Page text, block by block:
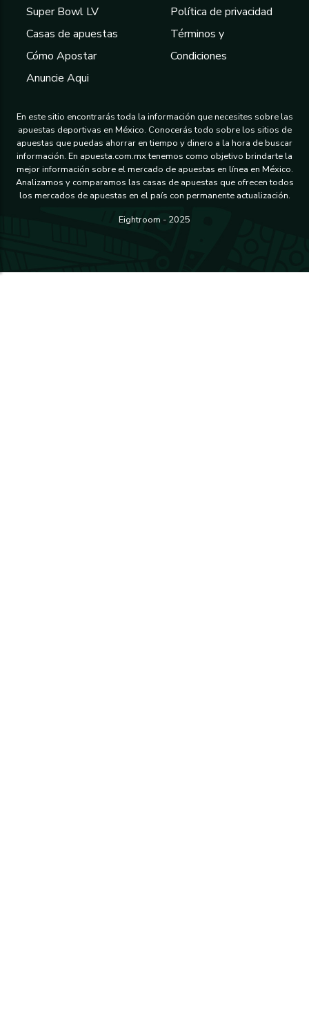
Super Bowl LV
Casas de apuestas
Cómo Apostar
Anuncie Aqui
Política de privacidad
Términos y
Condiciones
En este sitio encontrarás toda la información que necesites sobre las
apuestas deportivas en México. Conocerás todo sobre los sitios de
apuestas que puedas ahorrar en tiempo y dinero a la hora de buscar
información. En apuesta.com.mx tenemos como objetivo brindarte la
mejor información sobre el mercado de apuestas en línea en México.
Analizamos y comparamos las casas de apuestas que ofrecen todos
los mercados de apuestas en el país con permanente actualización.
Eightroom - 2025